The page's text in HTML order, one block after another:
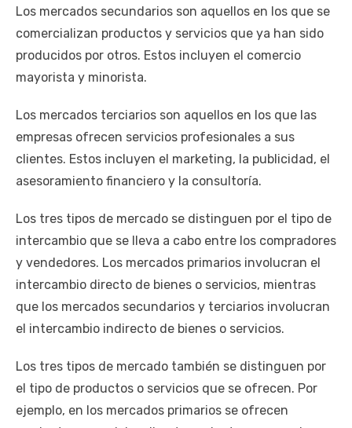
Los mercados secundarios son aquellos en los que se
comercializan productos y servicios que ya han sido
producidos por otros. Estos incluyen el comercio
mayorista y minorista.
Los mercados terciarios son aquellos en los que las
empresas ofrecen servicios profesionales a sus
clientes. Estos incluyen el marketing, la publicidad, el
asesoramiento financiero y la consultoría.
Los tres tipos de mercado se distinguen por el tipo de
intercambio que se lleva a cabo entre los compradores
y vendedores. Los mercados primarios involucran el
intercambio directo de bienes o servicios, mientras
que los mercados secundarios y terciarios involucran
el intercambio indirecto de bienes o servicios.
Los tres tipos de mercado también se distinguen por
el tipo de productos o servicios que se ofrecen. Por
ejemplo, en los mercados primarios se ofrecen